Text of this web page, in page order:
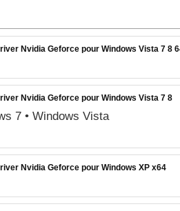
Nvidia Geforce pour Windows Vista 7 8
Nvidia Geforce pour Windows Vista 7 8
7 • Windows Vista
Nvidia Geforce pour Windows XP x64